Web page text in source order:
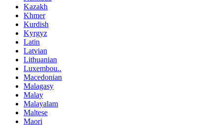
Kazakh
Khmer
Kurdish
Kyrgyz
Latin
Latvian
Lithuanian
Luxembou..
Macedonian
Malagasy
Malay
Malayalam
Maltese
Maori